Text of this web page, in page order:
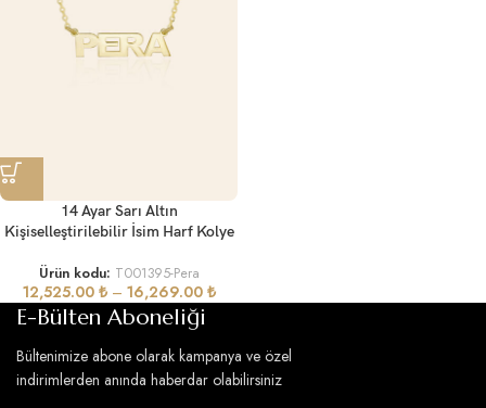
14 Ayar Sarı Altın
Kişiselleştirilebilir İsim Harf Kolye
Ürün kodu: T001395-Pera
12,525.00 ₺ – 16,269.00 ₺
E-Bülten Aboneliği
Bültenimize abone olarak kampanya ve özel
indirimlerden anında haberdar olabilirsiniz